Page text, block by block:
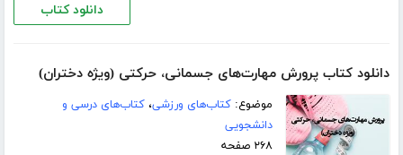
دانلود کتاب
دانلود کتاب پرورش مهارت‌های جسمانی، حرکتی (ویژه دختران)
موضوع:کتاب‌های ورزشی،کتاب‌های درسی و
دانشجویی
۲۶۸ صفحه